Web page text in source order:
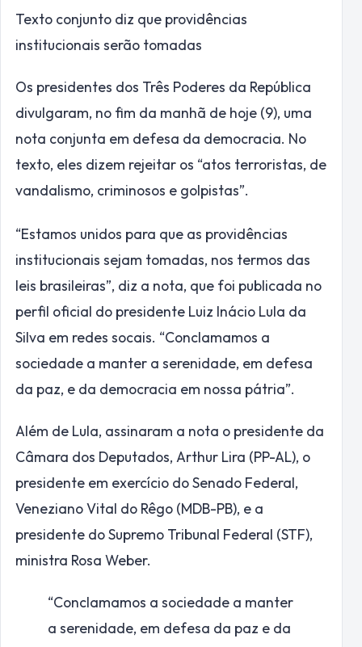
Texto conjunto diz que providências
institucionais serão tomadas
Os presidentes dos Três Poderes da República
divulgaram, no fim da manhã de hoje (9), uma
nota conjunta em defesa da democracia. No
texto, eles dizem rejeitar os “atos terroristas, de
vandalismo, criminosos e golpistas”.
“Estamos unidos para que as providências
institucionais sejam tomadas, nos termos das
leis brasileiras”, diz a nota, que foi publicada no
perfil oficial do presidente Luiz Inácio Lula da
Silva em redes socais. “Conclamamos a
sociedade a manter a serenidade, em defesa
da paz, e da democracia em nossa pátria”.
Além de Lula, assinaram a nota o presidente da
Câmara dos Deputados, Arthur Lira (PP-AL), o
presidente em exercício do Senado Federal,
Veneziano Vital do Rêgo (MDB-PB), e a
presidente do Supremo Tribunal Federal (STF),
ministra Rosa Weber.
“Conclamamos a sociedade a manter
a serenidade, em defesa da paz e da